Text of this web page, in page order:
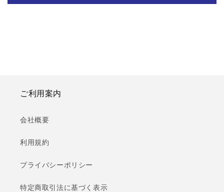
ご利用案内
会社概要
利用規約
プライバシーポリシー
特定商取引法に基づく表示